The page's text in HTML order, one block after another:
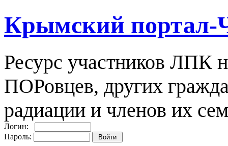
Крымский портал-
Ресурс участников ЛПК
ПОРовцев, других
радиации и членов их
Логин:
Пароль: